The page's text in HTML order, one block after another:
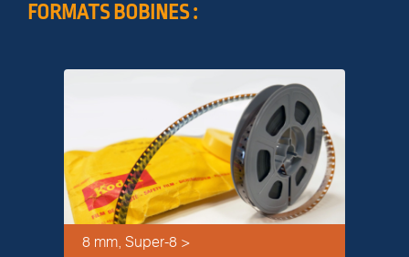
FORMATS BOBINES :
8 mm, Super-8 >